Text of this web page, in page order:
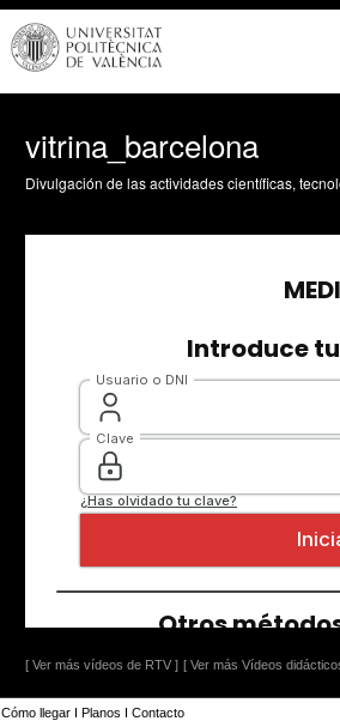
vitrina_barcelona
Divulgación de las actividades científicas,
[ Ver más vídeos de RTV ] [ Ver más Vídeos
Cómo llegar I Planos I Contacto